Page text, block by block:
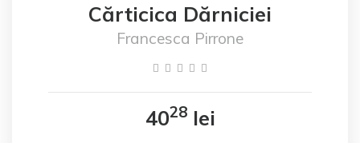
Cărticica Dărniciei
Francesca Pirrone
4028lei